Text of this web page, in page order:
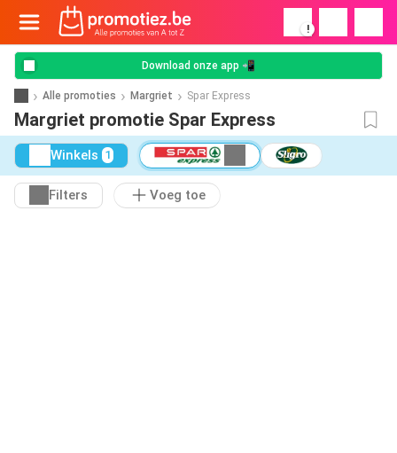
!
Download onze app 📲
Alle promoties Margriet Spar Express
Margriet promotie Spar Express
Winkels 1
Filters Voeg toe